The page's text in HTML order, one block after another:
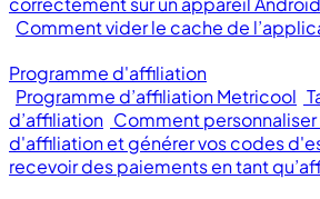
Comment vider le cache de
Programme d'affiliation
Programme d’affiliation Metricool
d’affiliation Comment
d'affiliation et générer vos codes
recevoir des paiements en tant